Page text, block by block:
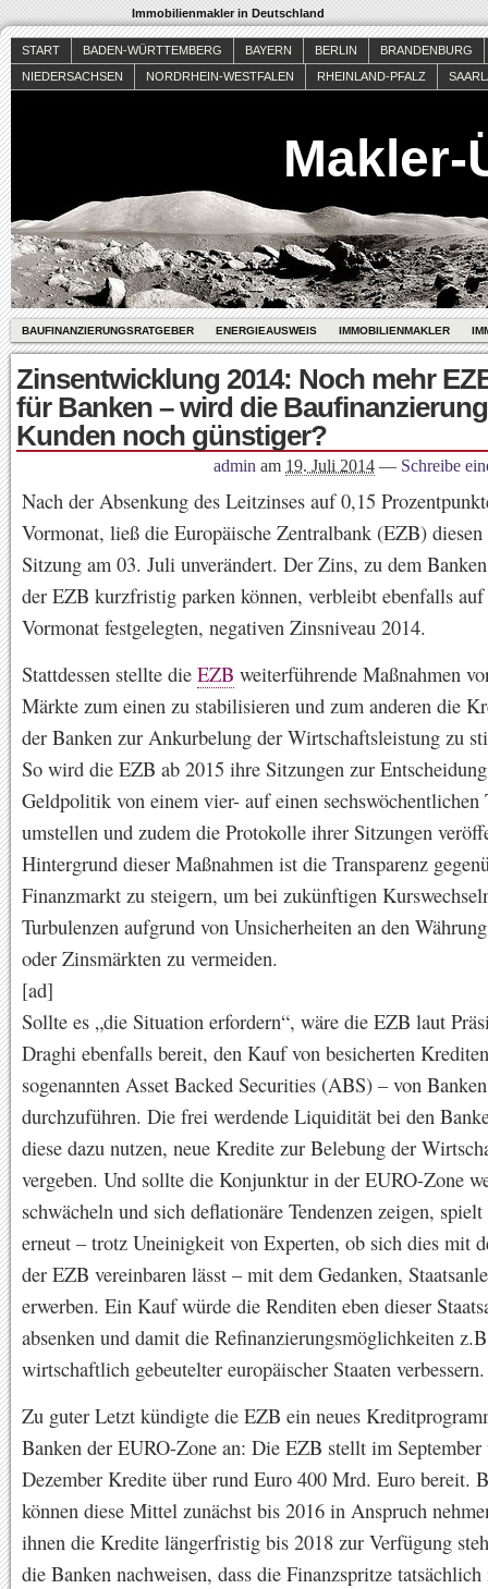
Immobilienmakler in Deutschland
START BADEN-WÜRTTEMBERG BAYERN BERLIN
BRANDENBURG
NIEDERSACHSEN
NORDRHEIN-WESTFALEN RHEINLAND-PFALZ
Makler-
BAUFINANZIERUNGSRATGEBER ENERGIEAUSWEIS IMMOBILIENMAKLER
Zinsentwicklung 2014: Noch mehr
für Banken – wird die
Kunden noch günstiger?
admin am 19. Juli 2014 — Schreibe
Nach der Absenkung des Leitzinses auf 0,15
Vormonat, ließ die Europäische Zentralbank (EZB)
Sitzung am 03. Juli unverändert. Der Zins, zu dem
der EZB kurzfristig parken können, verbleibt ebenfalls
Vormonat festgelegten, negativen Zinsniveau 2014.
Stattdessen stellte die EZB weiterführende Maßnahmen
Märkte zum einen zu stabilisieren und zum anderen die
der Banken zur Ankurbelung der Wirtschaftsleistung zu
So wird die EZB ab 2015 ihre Sitzungen zur
Geldpolitik von einem vier- auf einen sechswöchentlichen
umstellen und zudem die Protokolle ihrer Sitzungen
Hintergrund dieser Maßnahmen ist die Transparenz
Finanzmarkt zu steigern, um bei zukünftigen
Turbulenzen aufgrund von Unsicherheiten an den
oder Zinsmärkten zu vermeiden.
[ad]
Sollte es „die Situation erfordern“, wäre die EZB laut
Draghi ebenfalls bereit, den Kauf von besicherten
sogenannten Asset Backed Securities (ABS) – von Banken
durchzuführen. Die frei werdende Liquidität bei den
diese dazu nutzen, neue Kredite zur Belebung der
vergeben. Und sollte die Konjunktur in der EURO-Zone
schwächeln und sich deflationäre Tendenzen zeigen,
erneut – trotz Uneinigkeit von Experten, ob sich dies mit
der EZB vereinbaren lässt – mit dem Gedanken,
erwerben. Ein Kauf würde die Renditen eben dieser
absenken und damit die Refinanzierungsmöglichkeiten
wirtschaftlich gebeutelter europäischer Staaten verbessern.
Zu guter Letzt kündigte die EZB ein neues
Banken der EURO-Zone an: Die EZB stellt im September
Dezember Kredite über rund Euro 400 Mrd. Euro bereit.
können diese Mittel zunächst bis 2016 in Anspruch
ihnen die Kredite längerfristig bis 2018 zur Verfügung
die Banken nachweisen, dass die Finanzspritze